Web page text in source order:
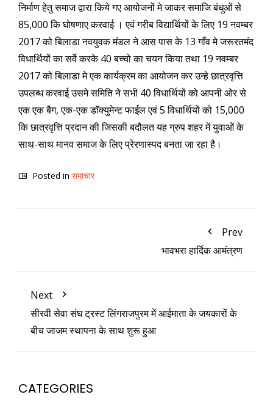
निर्माण हेतु समाज द्वारा किये गए आयोजनों मे जाकर समाजि बंधुओं से
85,000 कि घोषणाए करवाई । एवं गरीब विद्यार्थियों के लिए 19 नवम्बर
2017 को बिलाडा नवयुवक मंडल ने आस पास के 13 गाँव मे जरूरतमंद
विधार्थियों का सर्वे करके 40 बच्चो का चयन किया तथा 19 नवम्बर
2017 को बिलाडा मे एक कार्यक्रम का आयोजन कर उन्हे छात्रवृत्ति
उपलब्ध करवाई उसमे समिति ने सभी 40 विधार्थियों को आपनी ओर से
एक एक बैग, एक-एक डाॅक्युमेन्ट फाईल एवं 5 विधार्थियों को 15,000
कि छात्रवृत्ति प्रदान की जिसकी बदौलत यह ग्रुप शहर में युवाओं के
साथ-साथ मानव समाज के लिए प्रेरणास्पद बनता जा रहा है।
Posted in समाचार
Prev
भावभरा हार्दिक आमंत्रण
Next
सीरवी सेवा संघ ट्रस्ट लिंगराजपुरम में आईमाता के जयकारों के
बीच जाजम स्थापना के साथ शुरू हुआ
CATEGORIES